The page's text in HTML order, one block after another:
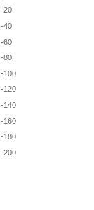
-200
-180
-160
-140
-120
-100
-80
-60
-40
-20